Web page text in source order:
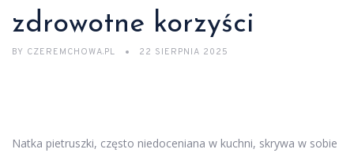
zdrowotne korzyści
BY CZEREMCHOWA.PL 22 SIERPNIA 2025
Natka pietruszki, często niedoceniana w kuchni, skrywa w sobie